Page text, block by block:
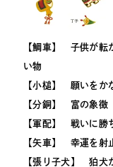
【鯛車】 子供が転
い物
【小槌】 願いをか
【分銅】 富の象徴
【軍配】 戦いに勝
【矢車】 幸運を射
【張り子犬】 狛犬